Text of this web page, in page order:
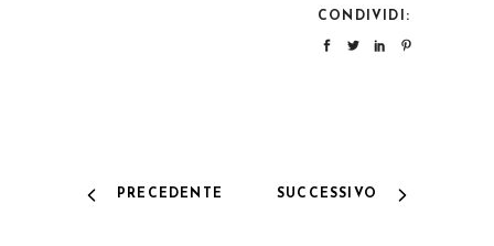
CONDIVIDI:
PRECEDENTE SUCCESSIVO